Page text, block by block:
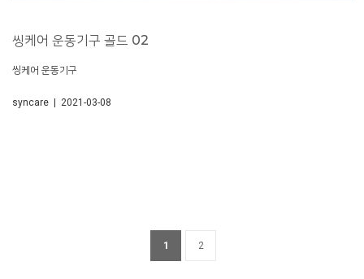
씽케어 운동기구 골드 02
씽케어 운동기구
syncare | 2021-03-08
1 2